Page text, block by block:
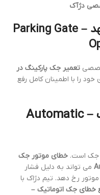
دژآک
تعمیر جک پارکینگ در مشهد – Parking Gate
تعمیر جک پارکینگ در
را با اطمینان کامل رفع
خطای موتور جک اتوماتیک – Automatic
جک است. خطای موتور جک
می تواند به دلیل فشار
رخ دهد. تیم دژاک با
خطای جک اتوماتیک –